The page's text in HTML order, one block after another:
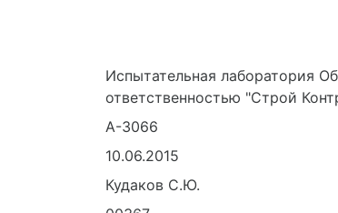
Испытательная лаборатория
ответственностью "Строй
А-3066
10.06.2015
Кудаков С.Ю.